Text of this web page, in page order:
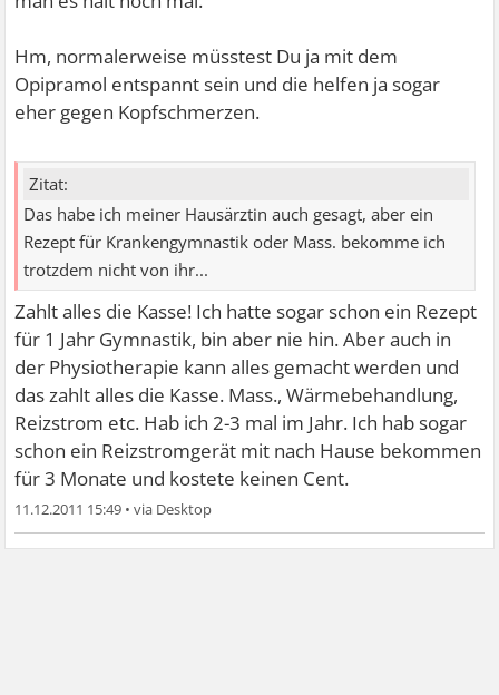
Hm, normalerweise müsstest Du ja mit dem
Opipramol entspannt sein und die helfen ja sogar
eher gegen Kopfschmerzen.
Zitat:
Das habe ich meiner Hausärztin auch gesagt, aber ein
Rezept für Krankengymnastik oder Mass. bekomme ich
trotzdem nicht von ihr...
Zahlt alles die Kasse! Ich hatte sogar schon ein Rezept
für 1 Jahr Gymnastik, bin aber nie hin.Aber auch in
der Physiotherapie kann alles gemacht werden und
das zahlt alles die Kasse. Mass., Wärmebehandlung,
Reizstrom etc. Hab ich 2-3 mal im Jahr. Ich hab sogar
schon ein Reizstromgerät mit nach Hause bekommen
für 3 Monate und kostete keinen Cent.
11.12.2011 15:49 •